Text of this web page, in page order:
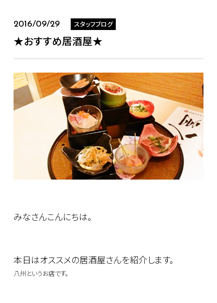
2016/09/29 スタッフブログ
★おすすめ居酒屋★
みなさんこんにちは。
本日はオススメの居酒屋さんを紹介します。
八州というお店です。